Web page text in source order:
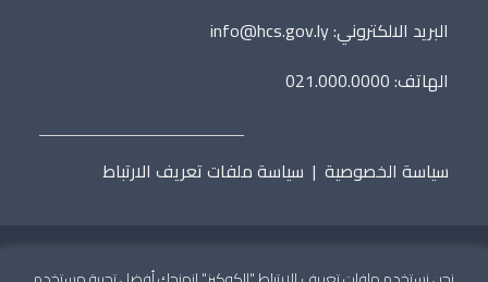
البريد الالكتروني:info@hcs.gov.ly
الهاتف: 021.000.0000
سياسة الخصوصية | سياسة ملفات تعريف الارتباط